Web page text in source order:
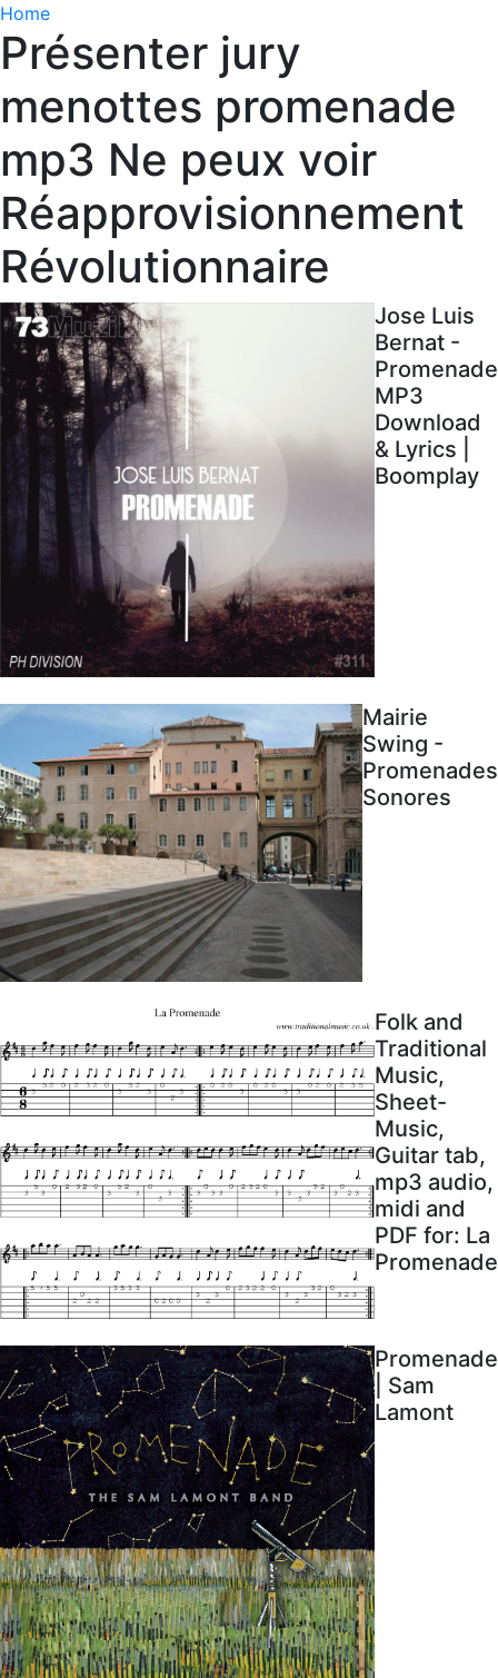
Home
Présenter jury
menottes promenade
mp3 Ne peux voir
Réapprovisionnement
Révolutionnaire
Jose Luis
Bernat -
Promenade
MP3
Download
& Lyrics |
Boomplay
Mairie
Swing -
Promenades
Sonores
Folk and
Traditional
Music,
Sheet-
Music,
Guitar tab,
mp3 audio,
midi and
PDF for: La
Promenade
Promenade
| Sam
Lamont